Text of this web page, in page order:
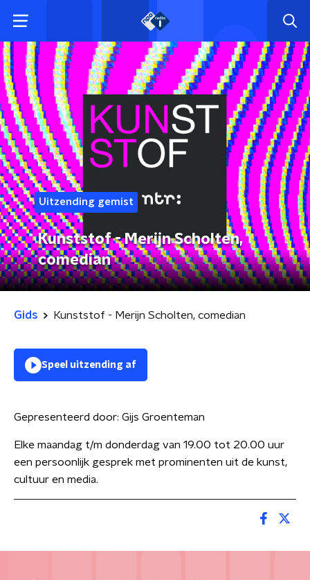
Uitzending gemist
Kunststof - Merijn Scholten,
comedian
Gids Kunststof - Merijn Scholten, comedian
Speel uitzending af
Gepresenteerd door: Gijs Groenteman
Elke maandag t/m donderdag van 19.00 tot 20.00 uur
een persoonlijk gesprek met prominenten uit de kunst,
cultuur en media.